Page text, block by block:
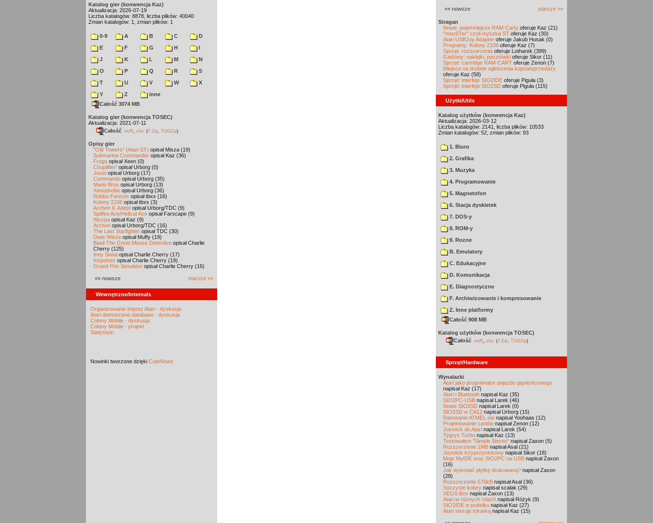
Katalog gier (konwencja Kaz)
Aktualizacja: 2026-07-19
Liczba katalogów: 8878, liczba plików: 40040
Zmian katalogów: 1, zmian plików: 1
0-9 A B C
D
E
F G H
I
J
K L M
N
O
P Q R
S
T
U V W
X
Y
Z
inne
Całość 3074 MB
Katalog gier (konwencja TOSEC)
Aktualizacja: 2021-07-11
Całość md5 sha (7-Zip TUGZip)
Opisy gier
"Old Towers" (Atari ST) opisał Misza (19)
Submarine Commander opisał Kaz (36)
Frogs opisał Xeen (0)
Choplifter! opisał Urborg (0)
Joust opisał Urborg (17)
Commando opisał Urborg (35)
Mario Bros opisał Urborg (13)
Xenophobe opisał Urborg (36)
Robbo Forever opisał tbxx (16)
Kolony 2106 opisał tbxx (3)
Archon II: Adept opisał Urborg/TDC (9)
Spitfire Ace/Hellcat Ace opisał Farscape (9)
Wyspa opisał Kaz (9)
Archon opisał Urborg/TDC (16)
The Last Starfighter opisał TDC (30)
Dwie Wieże opisał Muffy (19)
Basil The Great Mouse Detective opisał Charlie
Cherry (125)
Inny Świat opisał Charlie Cherry (17)
Inspektor opisał Charlie Cherry (19)
Grand Prix Simulator opisał Charlie Cherry (16)
«« nowsze starsze »»
Wewnętrzne/Internals
Organizowanie imprez Atari - dyskusja
Atari demoscene database - dyskusja
Colony Mobile - dyskusja
Colony Mobile - projekt
Statystyki
Nowinki tworzone dzięki CuteNews
«« nowsze starsze »»
Stragan
Nowe, pojemniejsze RAM-Carty oferuje Kaz (21)
"mouSTer" czyli myszka ST oferuje Kaz (30)
Atari USBJoy Adapter oferuje Jakub Husak (0)
Programy: Kolony 2106 oferuje Kaz (7)
Sprzęt: rozszerzenia oferuje Lotharek (399)
Gadżety: naklejki, pocztówki oferuje Sikor (11)
Sprzęt: cartridge RAM-CART oferuje Zenon (7)
Miejsce na drobne ogłoszenia kupna/sprzedaży
oferuje Kaz (58)
Sprzęt: interfejs SIO2IDE oferuje Piguła (3)
Sprzęt: interfejs SIO2SD oferuje Piguła (115)
Użytki/Utils
Katalog użytków (konwencja Kaz)
Aktualizacja: 2026-03-12
Liczba katalogów: 2141, liczba plików: 10533
Zmian katalogów: 52, zmian plików: 93
1. Biuro
2. Grafika
3. Muzyka
4. Programowanie
5. Magnetofon
6. Stacja dyskietek
7. DOS-y
8. ROM-y
9. Rozne
B. Emulatory
C. Edukacyjne
D. Komunikacja
E. Diagnostyczne
F. Archiwizowanie i kompresowanie
Z. Inne platformy
Całość 908 MB
Katalog użytków (konwencja TOSEC)
Całość md5 sha (7-Zip TUGZip)
Sprzęt/Hardware
Wynalazki
Atari jako programator pojazdu gąsienicowego
napisał Kaz (17)
Atari i Bluetooth napisał Kaz (35)
SIO2PC-USB napisał Larek (46)
Nowe SIO2SD napisał Larek (0)
SIO2SD w CA12 napisał Urborg (15)
Ratowanie ATMEL-ów napisał Yoohaas (12)
Projektowanie cartów napisał Zenon (12)
Joystick do Atari napisał Larek (54)
Tygrys Turbo napisał Kaz (13)
Testowałem "Simple Stereo" napisał Zaxon (5)
Rozszerzenie 1MB napisał Asal (21)
Joystick trzyprzyciskowy napisał Sikor (18)
Moje MyIDE oraz SIO2PC na USB napisał Zaxon
(16)
Jak wykonać płytkę drukowaną? napisał Zaxon
(28)
Rozszerzenie 576kB napisał Asal (36)
Soczyste kolory napisał scalak (29)
XEGS Box napisał Zaxon (13)
Atari w różnych rolach napisał Różyk (9)
SIO2IDE w pudełku napisał Kaz (27)
Atari steruje tokarką napisał Kaz (15)